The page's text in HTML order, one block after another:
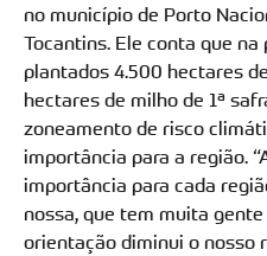
no município de Porto
Tocantins. Ele conta que
plantados 4.500 hectares
hectares de milho de 1ª
zoneamento de risco
importância para a região.
importância para cada
nossa, que tem muita
orientação diminui o nosso